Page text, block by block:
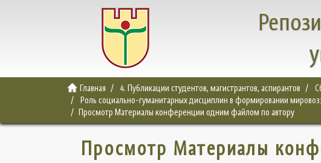
Главная 4. Публикации студентов, магистрантов, аспирантов
Роль социально-гуманитарных дисциплин в формировании
Просмотр Материалы конференции одним файлом по автору
Просмотр Материалы